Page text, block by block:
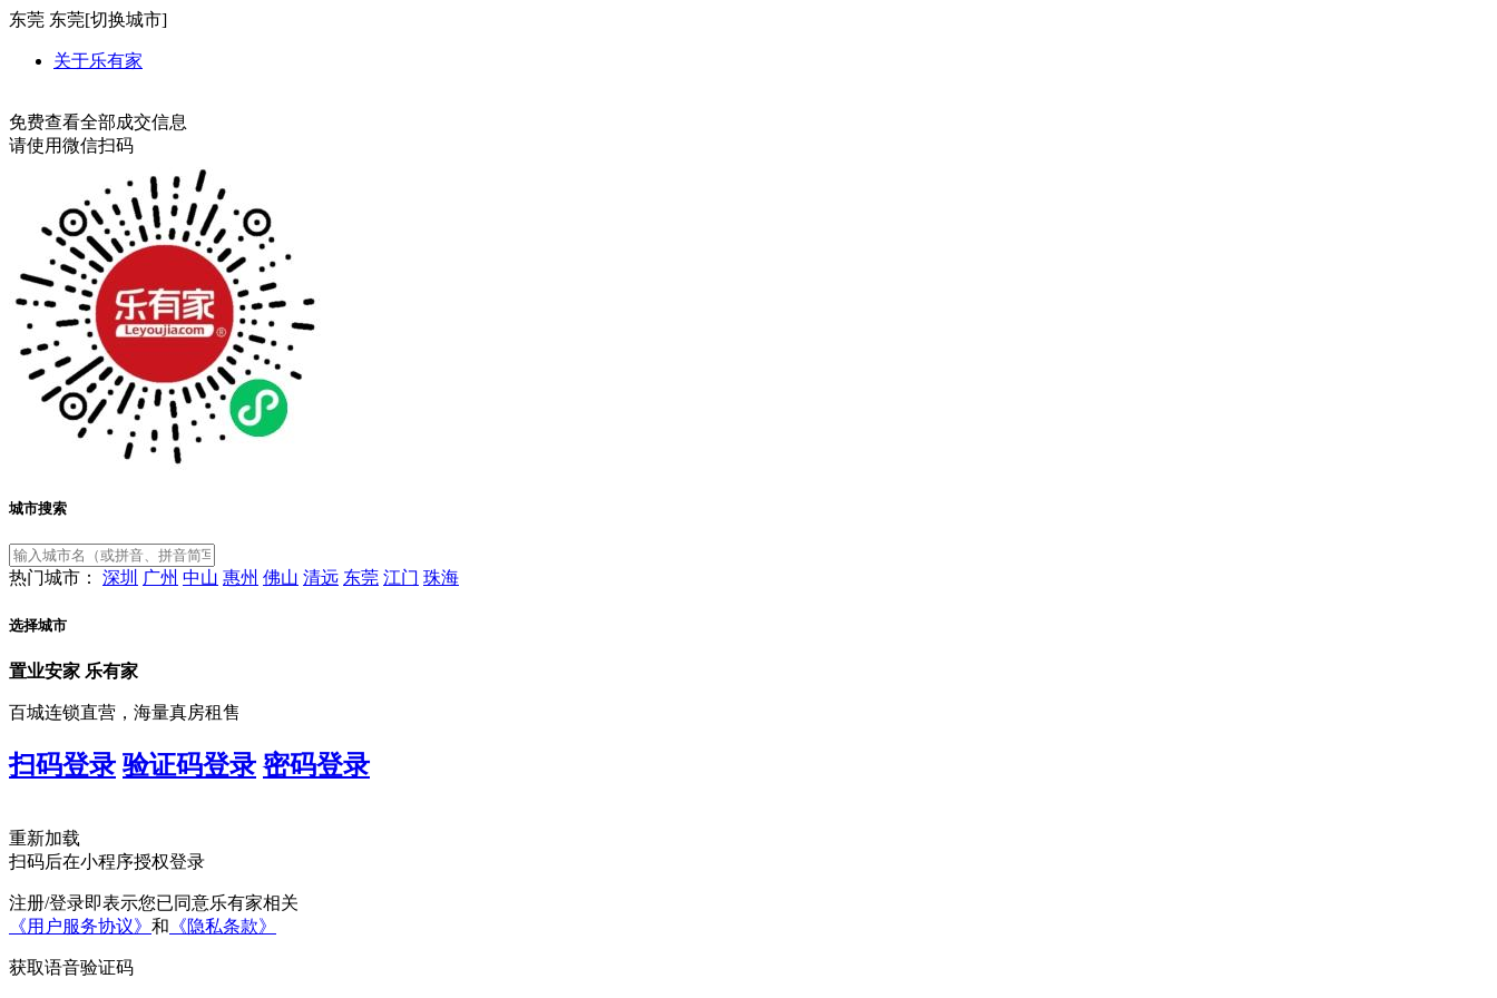
东莞 东莞[切换城市]
关于乐有家
免费查看全部成交信息
请使用微信扫码
城市搜索
热门城市： 深圳 广州 中山 惠州 佛山 清远 东莞 江门 珠海
选择城市
置业安家 乐有家
百城连锁直营，海量真房租售
扫码登录 验证码登录 密码登录
重新加载
扫码后在小程序授权登录
注册/登录即表示您已同意乐有家相关
《用户服务协议》 和 《隐私条款》
获取语音验证码